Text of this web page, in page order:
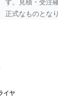
す。見積・受注
正式なものとな
イヤ